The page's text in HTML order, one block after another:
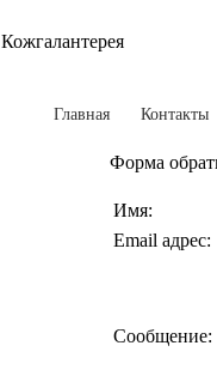
Кожгалантерея
Главная Контакты
Форма
Имя:
Email адрес:
Сообщение: